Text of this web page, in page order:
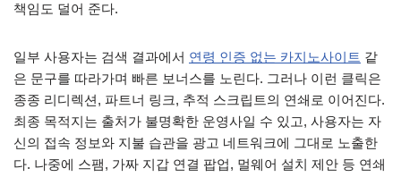
책임도 덜어 준다.
일부 사용자는 검색 결과에서 연령 인증 없는 카지노사이트 같
은 문구를 따라가며 빠른 보너스를 노린다. 그러나 이런 클릭은
종종 리디렉션, 파트너 링크, 추적 스크립트의 연쇄로 이어진다.
최종 목적지는 출처가 불명확한 운영사일 수 있고, 사용자는 자
신의 접속 정보와 지불 습관을 광고 네트워크에 그대로 노출한
다. 나중에 스팸, 가짜 지갑 연결 팝업, 멀웨어 설치 제안 등 연쇄